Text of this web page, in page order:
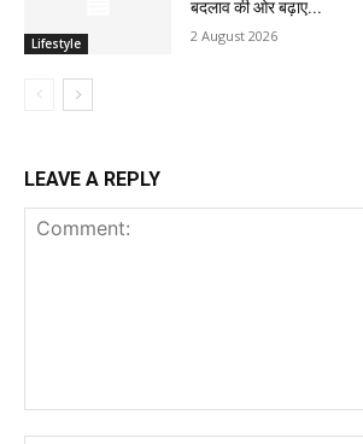
Lifestyle
बदलाव की ओर बढ़ाए...
2 August 2026
LEAVE A REPLY